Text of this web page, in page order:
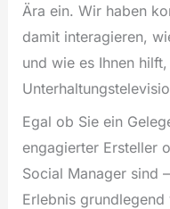
Ära ein. Wir haben
damit interagieren,
und wie es Ihnen
Egal ob Sie ein
engagierter Ersteller
Social Manager sind
Erlebnis